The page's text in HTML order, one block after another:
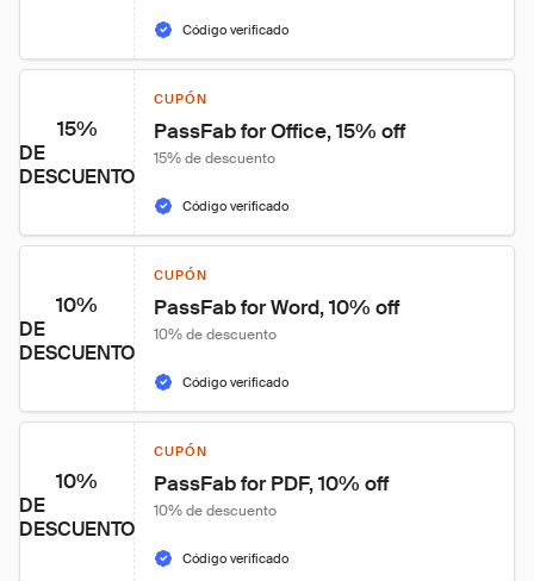
Código verificado
15%
DE
DESCUENTO
CUPÓN
PassFab for Office, 15% off
15% de descuento
Código verificado
10%
DE
DESCUENTO
CUPÓN
PassFab for Word, 10% off
10% de descuento
Código verificado
10%
DE
DESCUENTO
CUPÓN
PassFab for PDF, 10% off
10% de descuento
Código verificado